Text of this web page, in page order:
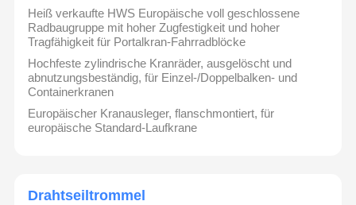
Heiß verkaufte HWS Europäische voll geschlossene
Radbaugruppe mit hoher Zugfestigkeit und hoher
Tragfähigkeit für Portalkran-Fahrradblöcke
Hochfeste zylindrische Kranräder, ausgelöscht und
abnutzungsbeständig, für Einzel-/Doppelbalken- und
Containerkranen
Europäischer Kranausleger, flanschmontiert, für
europäische Standard-Laufkrane
Drahtseiltrommel